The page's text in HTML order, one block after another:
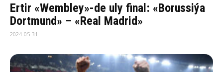
Ertir «Wembley»-de uly final: «Borussiýa
Dortmund» – «Real Madrid»
2024-05-31